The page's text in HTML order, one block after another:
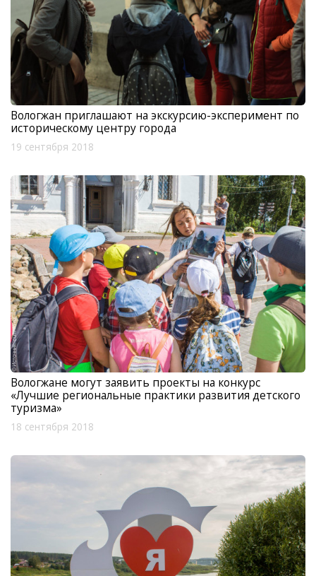
Вологжан приглашают на экскурсию-эксперимент по
историческому центру города
19 сентября 2018
Вологжане могут заявить проекты на конкурс
«Лучшие региональные практики развития детского
туризма»
18 сентября 2018